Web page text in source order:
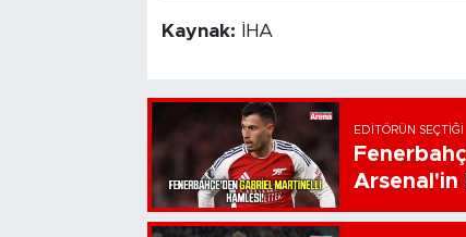
Kaynak: İHA
EDITÖRÜN SEÇTIĞI
Arsenal'in